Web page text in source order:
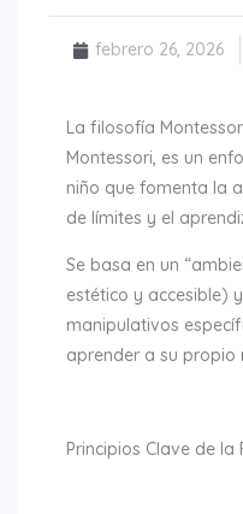
febrero 26, 2026
La filosofía
Montessori, es un
niño que fomenta la
de límites y el
Se basa en un
estético y accesible)
manipulativos
aprender a su propio
Principios Clave de